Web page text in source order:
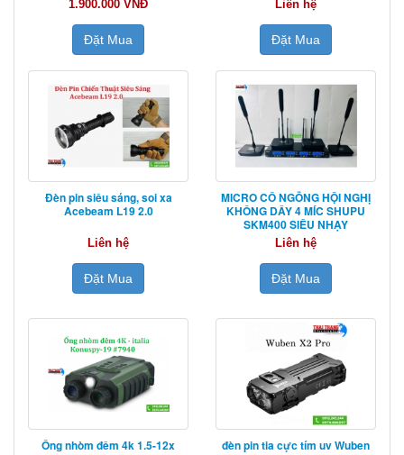
1.900.000 VNĐ
Đặt Mua
Liên hệ
Đặt Mua
Đèn pin siêu sáng, soi xa
Acebeam L19 2.0
Liên hệ
Đặt Mua
MICRO CỔ NGỖNG HỘI NGHỊ
KHÔNG DÂY 4 MÍC SHUPU
SKM400 SIÊU NHẠY
Liên hệ
Đặt Mua
Ống nhòm đêm 4k 1.5-12x
đèn pin tia cực tím uv Wuben